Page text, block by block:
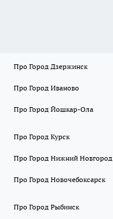
Про Город Дзержинск
Про Город Иваново
Про Город Йошкар-Ола
Про Город Курск
Про Город Нижний Новгород
Про Город Новочебоксарск
Про Город Рыбинск